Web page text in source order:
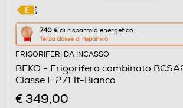
740 € di risparmio energetico
Terza classe di risparmio
Questa
azione
aprirà
il
Calcolatore
di
FRIGORIFERI DA INCASSO
BEKO - Frigorifero combinato
Classe E 271 lt-Bianco
€ 349,00